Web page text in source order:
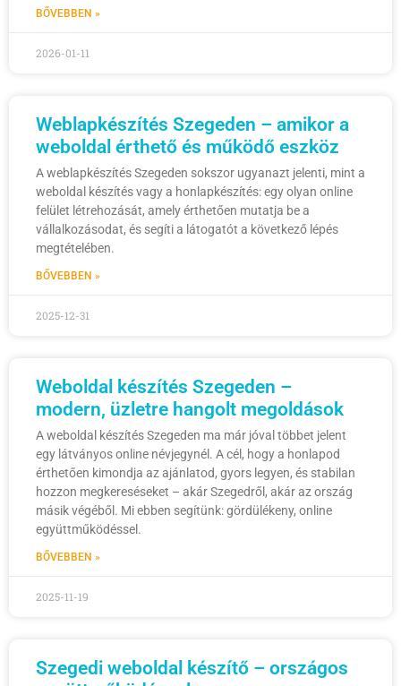
BŐVEBBEN »
2026-01-11
Weblapkészítés Szegeden – amikor a
weboldal érthető és működő eszköz
A weblapkészítés Szegeden sokszor ugyanazt jelenti, mint a
weboldal készítés vagy a honlapkészítés: egy olyan online
felület létrehozását, amely érthetően mutatja be a
vállalkozásodat, és segíti a látogatót a következő lépés
megtételében.
BŐVEBBEN »
2025-12-31
Weboldal készítés Szegeden –
modern, üzletre hangolt megoldások
A weboldal készítés Szegeden ma már jóval többet jelent
egy látványos online névjegynél. A cél, hogy a honlapod
érthetően kimondja az ajánlatod, gyors legyen, és stabilan
hozzon megkereséseket – akár Szegedről, akár az ország
másik végéből. Mi ebben segítünk: gördülékeny, online
együttműködéssel.
BŐVEBBEN »
2025-11-19
Szegedi weboldal készítő – országos